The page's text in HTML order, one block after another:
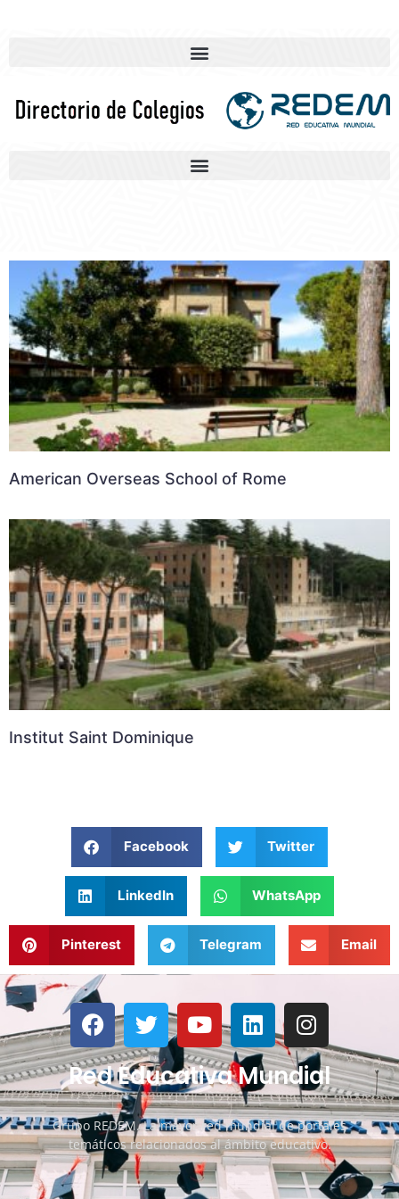
American Overseas School of Rome
Institut Saint Dominique
Facebook Twitter
LinkedIn WhatsApp
Pinterest Telegram Email
Red Educativa Mundial
Grupo REDEM. La mayor red mundial de portales
temáticos relacionados al ámbito educativo.